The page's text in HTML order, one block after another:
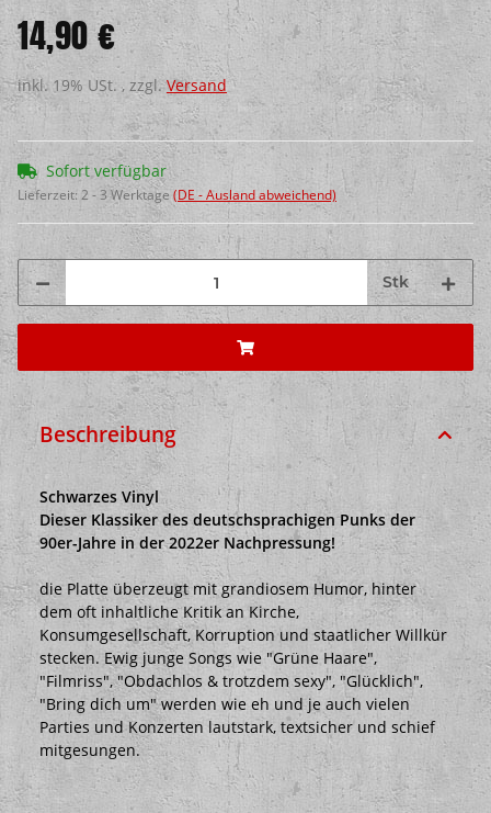
14,90 €
inkl. 19% USt. , zzgl.Versand
Sofort verfügbar
Lieferzeit: 2 - 3 Werktage (DE - Ausland abweichend)
Stk
Beschreibung
Schwarzes Vinyl
Dieser Klassiker des deutschsprachigen Punks der
90er-Jahre in der 2022er Nachpressung!
die Platte überzeugt mit grandiosem Humor, hinter
dem oft inhaltliche Kritik an Kirche,
Konsumgesellschaft, Korruption und staatlicher Willkür
stecken. Ewig junge Songs wie "Grüne Haare",
"Filmriss", "Obdachlos & trotzdem sexy", "Glücklich",
"Bring dich um" werden wie eh und je auch vielen
Parties und Konzerten lautstark, textsicher und schief
mitgesungen.